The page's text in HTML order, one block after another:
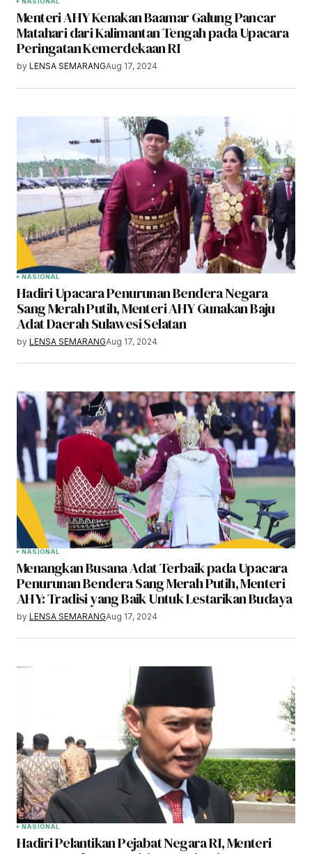
Menteri AHY Kenakan Baamar Galung Pancar
Matahari dari Kalimantan Tengah pada Upacara
Peringatan Kemerdekaan RI
by LENSA SEMARANGAug 17, 2024
NASIONAL
Hadiri Upacara Penurunan Bendera Negara
Sang Merah Putih, Menteri AHY Gunakan Baju
Adat Daerah Sulawesi Selatan
by LENSA SEMARANGAug 17, 2024
NASIONAL
Menangkan Busana Adat Terbaik pada Upacara
Penurunan Bendera Sang Merah Putih, Menteri
AHY: Tradisi yang Baik Untuk Lestarikan Budaya
by LENSA SEMARANGAug 17, 2024
NASIONAL
Hadiri Pelantikan Pejabat Negara RI, Menteri